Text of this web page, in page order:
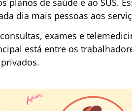
dia mais pessoas aos
exames e
está entre os